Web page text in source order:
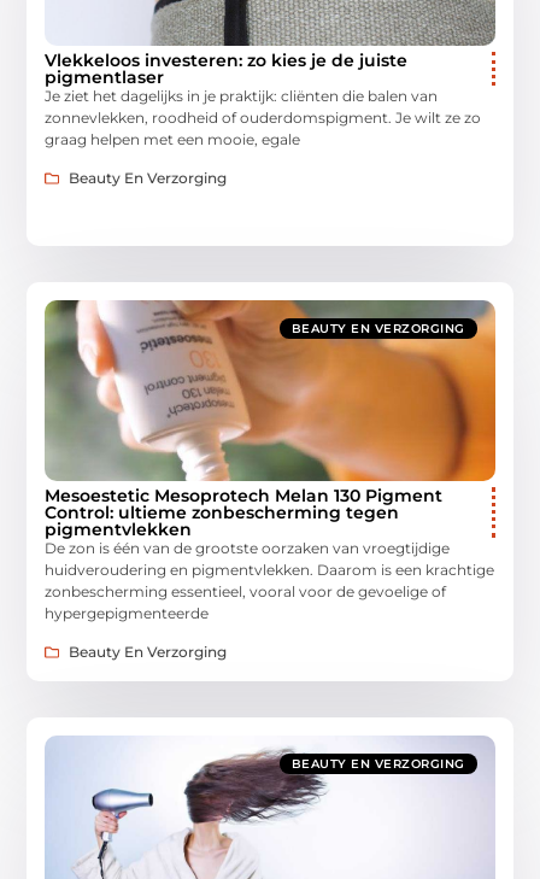
Vlekkeloos investeren: zo kies je de juiste
pigmentlaser
Je ziet het dagelijks in je praktijk: cliënten die balen van
zonnevlekken, roodheid of ouderdomspigment. Je wilt ze zo
graag helpen met een mooie, egale
Beauty En Verzorging
BEAUTY EN VERZORGING
Mesoestetic Mesoprotech Melan 130 Pigment
Control: ultieme zonbescherming tegen
pigmentvlekken
De zon is één van de grootste oorzaken van vroegtijdige
huidveroudering en pigmentvlekken. Daarom is een krachtige
zonbescherming essentieel, vooral voor de gevoelige of
hypergepigmenteerde
Beauty En Verzorging
BEAUTY EN VERZORGING